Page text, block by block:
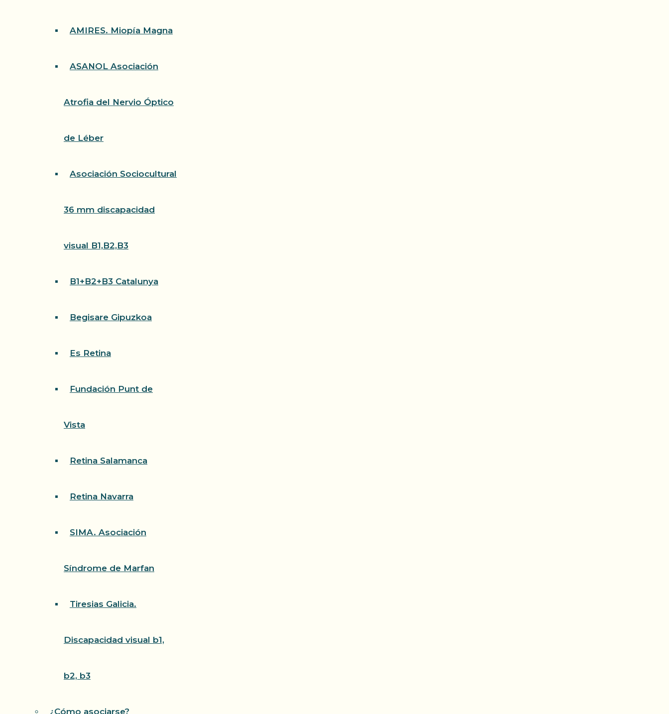
AMIRES. Miopía Magna
ASANOL Asociación
Atrofia del Nervio Óptico
de Léber
Asociación Sociocultural
36 mm discapacidad
visual B1,B2,B3
B1+B2+B3 Catalunya
Begisare Gipuzkoa
Es Retina
Fundación Punt de
Vista
Retina Salamanca
Retina Navarra
SIMA. Asociación
Síndrome de Marfan
Tiresias Galicia.
Discapacidad visual b1,
b2, b3
¿Cómo asociarse?